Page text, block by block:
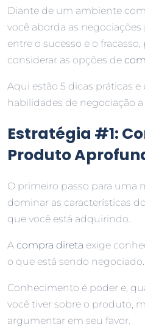
Diante de um ambiente
você aborda as
entre o sucesso e o
considerar as opções de
Aqui estão 5 dicas práticas e
habilidades de negociação
Estratégia #1:
Produto
O primeiro passo para uma
dominar as características
que você está adquirindo.
A compra direta exige
o que está sendo negociado.
Conhecimento é poder e,
você tiver sobre o produto,
argumentar em seu favor.